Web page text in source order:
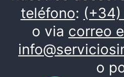
teléfono:
o via correo
o